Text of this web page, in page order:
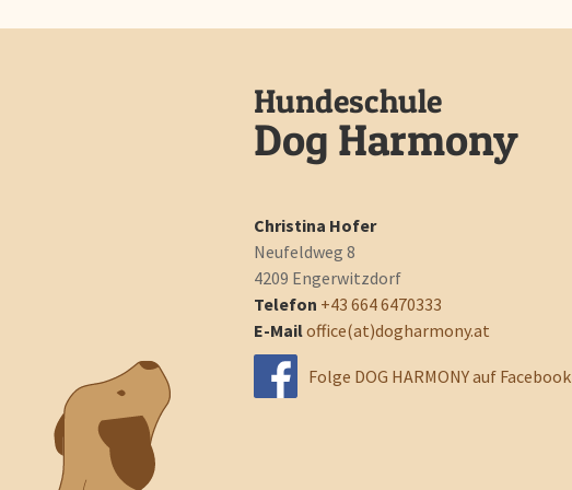
Hundeschule
Dog Harmony
Christina Hofer
Neufeldweg 8
4209 Engerwitzdorf
Telefon +43 664 6470333‬
E-Mailoffice(at)dogharmony.at
Folge DOG HARMONY auf Facebook